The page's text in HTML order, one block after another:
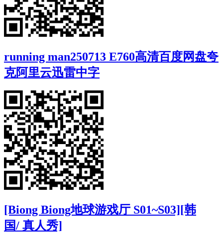
running man250713 E760高清百度网盘夸
克阿里云迅雷中字
[Biong Biong地球游戏厅 S01~S03][韩
国/ 真人秀]